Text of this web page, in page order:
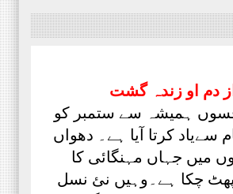
دم او زندہ گشت
ہمیشہ سے ستمبر کو
سےیاد کرتا آیا ہے۔ دھواں
میں جہاں مہنگائی کا
چکا ہے۔وہیں نئ نسل